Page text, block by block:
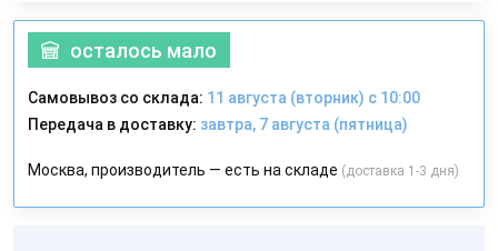
осталось мало
Самовывоз со склада: 11 августа (вторник) с 10:00
Передача в доставку: завтра, 7 августа (пятница)
Москва, производитель — есть на складе (доставка 1-3 дня)